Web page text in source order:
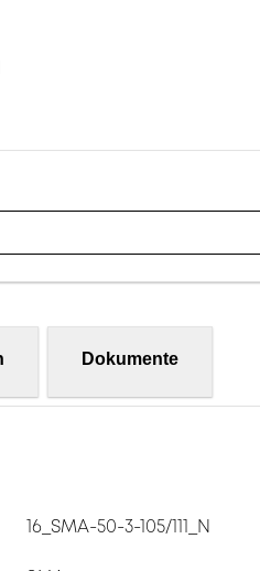
Dokumente
16_SMA-50-3-105/111_N